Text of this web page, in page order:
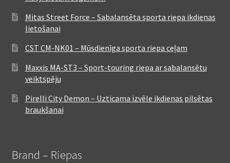
Mitas Street Force – Sabalansēta sporta riepa ikdienas
lietošanai
CST CM-NK01 – Mūsdienīga sporta riepa ceļam
Maxxis MA-ST3 – Sport-touring riepa ar sabalansētu
veiktspēju
Pirelli City Demon – Uzticama izvēle ikdienas pilsētas
braukšanai
Brand – Riepas